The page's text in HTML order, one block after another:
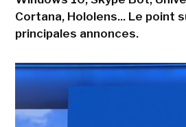
Cortana, Hololens... Le point
principales annonces.